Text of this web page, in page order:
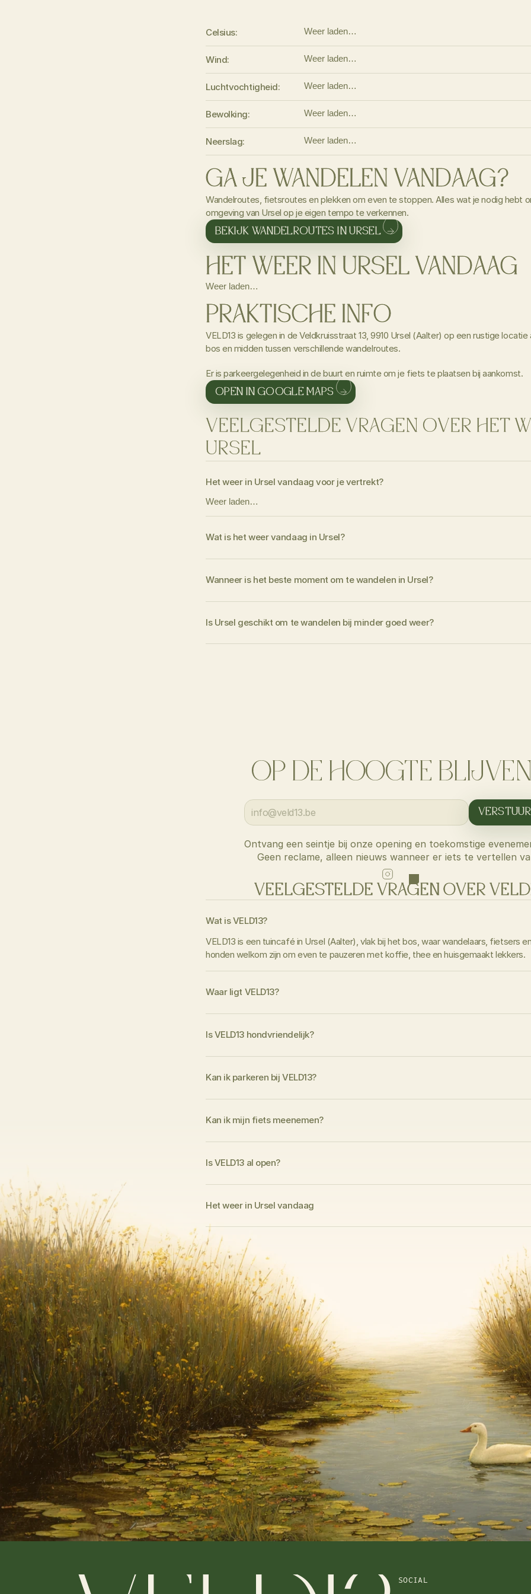
Celsius: Weer laden…
Wind: Weer laden…
Luchtvochtigheid: Weer laden…
Bewolking: Weer laden…
Neerslag: Weer laden…
GA JE WANDELEN VANDAAG?
Wandelroutes, fietsroutes en plekken om even te stoppen. Alles wat je nodig hebt
omgeving van Ursel op je eigen tempo te verkennen.
BEKIJK WANDELROUTES IN URSEL
HET WEER IN URSEL VANDAAG
Weer laden…
PRAKTISCHE INFO
VELD13 is gelegen in de Veldkruisstraat 13, 9910 Ursel (Aalter) op een rustige locatie
bos en midden tussen verschillende wandelroutes.
Er is parkeergelegenheid in de buurt en ruimte om je fiets te plaatsen bij aankomst.
OPEN IN GOOGLE MAPS
VEELGESTELDE VRAGEN OVER HET
URSEL
Het weer in Ursel vandaag voor je vertrekt?
Weer laden…
Wat is het weer vandaag in Ursel?
Wanneer is het beste moment om te wandelen in Ursel?
Is Ursel geschikt om te wandelen bij minder goed weer?
OP DE HOOGTE
VERSTUUR
Ontvang een seintje bij onze opening en toekomstige
Geen reclame, alleen nieuws wanneer er iets te vertellen
VEELGESTELDE VRAGEN OVER
Wat is VELD13?
VELD13 is een tuincafé in Ursel (Aalter), vlak bij het bos, waar wandelaars, fietsers
honden welkom zijn om even te pauzeren met koffie, thee en huisgemaakt lekkers.
Waar ligt VELD13?
Is VELD13 hondvriendelijk?
Kan ik parkeren bij VELD13?
Kan ik mijn fiets meenemen?
Is VELD13 al open?
Het weer in Ursel vandaag
SOCIAL